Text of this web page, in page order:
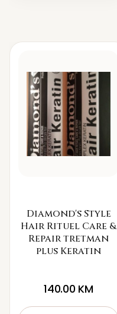
Diamond's Style
Hair Rituel Care &
Repair tretman
plus Keratin
140.00 KM